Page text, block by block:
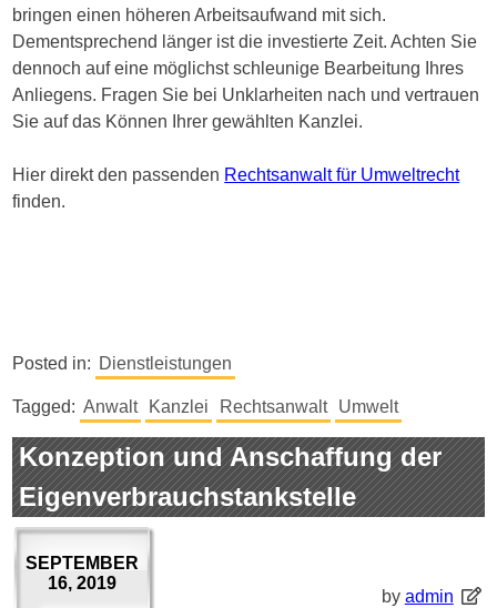
bringen einen höheren Arbeitsaufwand mit sich.
Dementsprechend länger ist die investierte Zeit. Achten Sie
dennoch auf eine möglichst schleunige Bearbeitung Ihres
Anliegens. Fragen Sie bei Unklarheiten nach und vertrauen
Sie auf das Können Ihrer gewählten Kanzlei.
Hier direkt den passenden Rechtsanwalt für Umweltrecht
finden.
Posted in: Dienstleistungen
Tagged: Anwalt Kanzlei Rechtsanwalt Umwelt
Konzeption und Anschaffung der
Eigenverbrauchstankstelle
SEPTEMBER
16, 2019
by admin